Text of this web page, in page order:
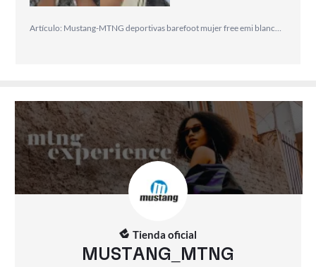
Artículo: Mustang-MTNG deportivas barefoot mujer free emi blanco con cierre cordones y tipo de puntera redonda
Tienda oficial
MUSTANG_MTNG